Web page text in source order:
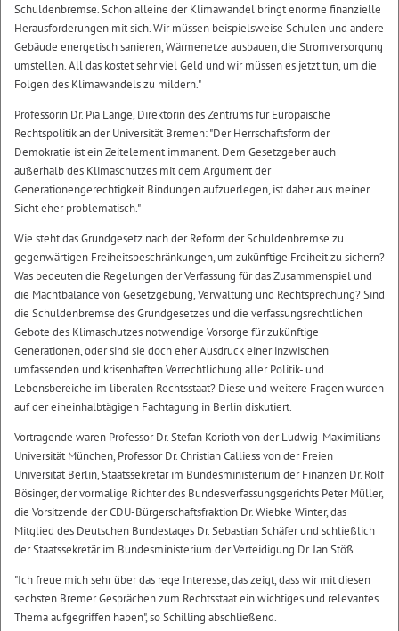
Schuldenbremse. Schon alleine der Klimawandel bringt enorme finanzielle
Herausforderungen mit sich. Wir müssen beispielsweise Schulen und andere
Gebäude energetisch sanieren, Wärmenetze ausbauen, die Stromversorgung
umstellen. All das kostet sehr viel Geld und wir müssen es jetzt tun, um die
Folgen des Klimawandels zu mildern."
Professorin Dr. Pia Lange, Direktorin des Zentrums für Europäische
Rechtspolitik an der Universität Bremen: "Der Herrschaftsform der
Demokratie ist ein Zeitelement immanent. Dem Gesetzgeber auch
außerhalb des Klimaschutzes mit dem Argument der
Generationengerechtigkeit Bindungen aufzuerlegen, ist daher aus meiner
Sicht eher problematisch."
Wie steht das Grundgesetz nach der Reform der Schuldenbremse zu
gegenwärtigen Freiheitsbeschränkungen, um zukünftige Freiheit zu sichern?
Was bedeuten die Regelungen der Verfassung für das Zusammenspiel und
die Machtbalance von Gesetzgebung, Verwaltung und Rechtsprechung? Sind
die Schuldenbremse des Grundgesetzes und die verfassungsrechtlichen
Gebote des Klimaschutzes notwendige Vorsorge für zukünftige
Generationen, oder sind sie doch eher Ausdruck einer inzwischen
umfassenden und krisenhaften Verrechtlichung aller Politik- und
Lebensbereiche im liberalen Rechtsstaat? Diese und weitere Fragen wurden
auf der eineinhalbtägigen Fachtagung in Berlin diskutiert.
Vortragende waren Professor Dr. Stefan Korioth von der Ludwig-Maximilians-
Universität München, Professor Dr. Christian Calliess von der Freien
Universität Berlin, Staatssekretär im Bundesministerium der Finanzen Dr. Rolf
Bösinger, der vormalige Richter des Bundesverfassungsgerichts Peter Müller,
die Vorsitzende der CDU-Bürgerschaftsfraktion Dr. Wiebke Winter, das
Mitglied des Deutschen Bundestages Dr. Sebastian Schäfer und schließlich
der Staatssekretär im Bundesministerium der Verteidigung Dr. Jan Stöß.
"Ich freue mich sehr über das rege Interesse, das zeigt, dass wir mit diesen
sechsten Bremer Gesprächen zum Rechtsstaat ein wichtiges und relevantes
Thema aufgegriffen haben", so Schilling abschließend.